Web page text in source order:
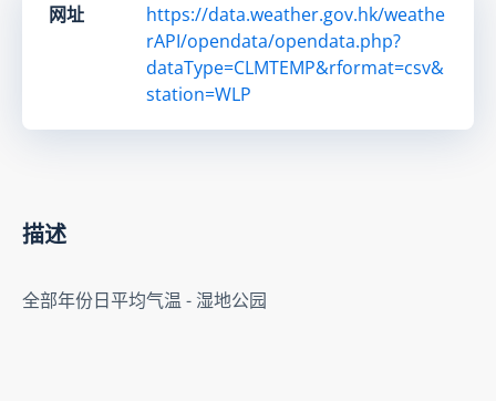
网址
https://data.weather.gov.hk/weathe
rAPI/opendata/opendata.php?
dataType=CLMTEMP&rformat=csv&
station=WLP
描述
全部年份日平均气温 - 湿地公园